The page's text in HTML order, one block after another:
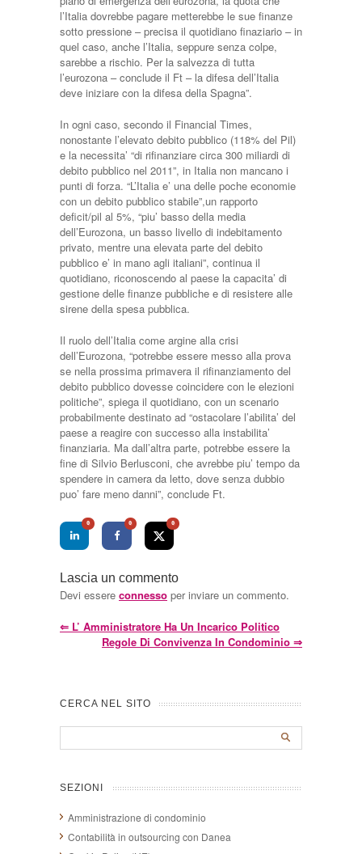
l’Italia dovrebbe pagare metterebbe le sue finanze
sotto pressione – precisa il quotidiano finaziario – in
quel caso, anche l’Italia, seppure senza colpe,
sarebbe a rischio. Per la salvezza di tutta
l’eurozona – conclude il Ft – la difesa dell’Italia
deve iniziare con la difesa della Spagna”.
In ogni caso, secondo il Financial Times,
nonostante l’elevato debito pubblico (118% del Pil)
e la necessita’ “di rifinanziare circa 300 miliardi di
debito pubblico nel 2011”, in Italia non mancano i
punti di forza. “L’Italia e’ una delle poche economie
con un debito pubblico stabile”,un rapporto
deficit/pil al 5%, “piu’ basso della media
dell’Eurozona, un basso livello di indebitamento
privato, mentre una elevata parte del debito
pubblico e’ in mano agli italiani”, continua il
quotidiano, riconoscendo al paese la capacita’ di
gestione delle finanze pubbliche e di resistere alle
sirene della spesa pubblica.
Il ruolo dell’Italia come argine alla crisi
dell’Eurozona, “potrebbe essere messo alla prova
se nella prossima primavera il rifinanziamento del
debito pubblico dovesse coincidere con le elezioni
politiche”, spiega il quotidiano, con un scenario
probabilmente destinato ad “ostacolare l’abilita’ del
paese a reagire con successo alla instabilita’
finanziaria. Ma dall’altra parte, potrebbe essere la
fine di Silvio Berlusconi, che avrebbe piu’ tempo da
spendere in camera da letto, dove senza dubbio
puo’ fare meno danni”, conclude Ft.
0 0 0
Lascia un commento
Devi essere connesso per inviare un commento.
⇐ L’ Amministratore Ha Un Incarico Politico
Regole Di Convivenza In Condominio ⇒
CERCA NEL SITO
SEZIONI
Amministrazione di condominio
Contabilità in outsourcing con Danea